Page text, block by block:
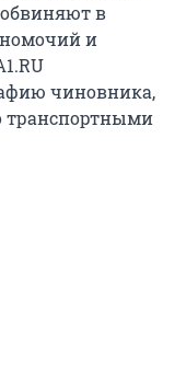
обвиняют в
и
чиновника,
транспортными